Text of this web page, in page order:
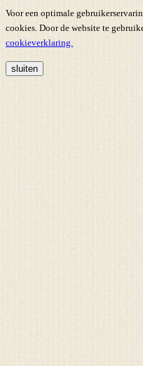
Voor een optimale
cookies. Door de website te
cookieverklaring.
sluiten